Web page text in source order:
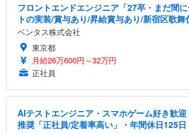
フロントエンドエンジニア「27卒・まだ間
トの実装/賞与あり/昇給賞与あり/新宿区歌舞
ベンタス株式会社
東京都
月給26万600円～32万円
正社員
AIテストエンジニア・スマホゲーム好き歓
推奨「正社員/定着率高い」・年間休日125